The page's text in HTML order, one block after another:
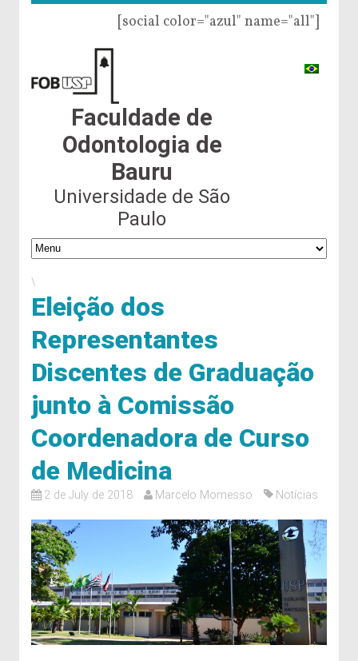
[social color="azul" name="all"]
Faculdade de
Odontologia de
Bauru
Universidade de São
Paulo
\
Eleição dos
Representantes
Discentes de Graduação
junto à Comissão
Coordenadora de Curso
de Medicina
2 de July de 2018 Marcelo Momesso Notícias